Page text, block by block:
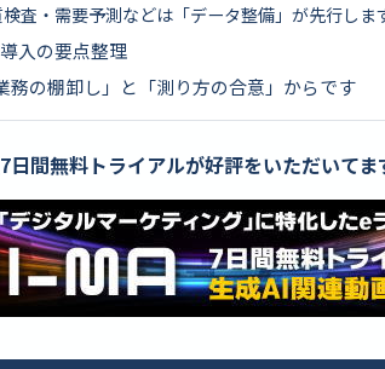
査・需要予測などは「データ整備」が先行しま
入の要点整理
務の棚卸し」と「測り方の合意」からです
日間無料トライアルが好評をいただいてま